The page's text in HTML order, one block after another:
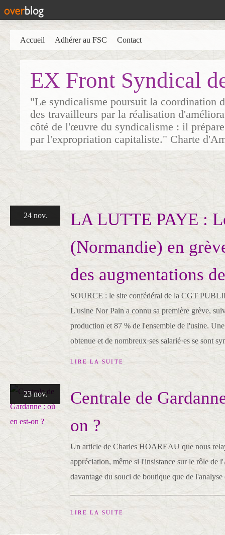
EX Front Syndical
"Le syndicalisme poursuit la coordination
des travailleurs par la réalisation
côté de l'œuvre du syndicalisme : il
par l'expropriation capitaliste." Charte
Accueil Adhérer au FSC Contact
24 nov.
LA LUTTE PAYE :
(Normandie) en
des augmentations
SOURCE : le site confédéral de la CGT
L'usine Nor Pain a connu sa première grève,
production et 87 % de l'ensemble de l'usine.
obtenue et de nombreux·ses salarié·es se sont
LIRE LA SUITE
23 nov.
Centrale de
on ?
Un article de Charles HOAREAU que nous
appréciation, même si l'insistance sur le rôle de
davantage du souci de boutique que de
LIRE LA SUITE